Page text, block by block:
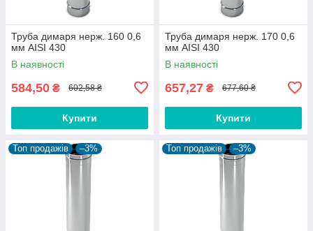
Труба димаря нерж. 160 0,6
мм AISI 430
В наявності
584,50 ₴ 602,58 ₴
Купити
Труба димаря нерж. 170 0,6
мм AISI 430
В наявності
657,27 ₴ 677,60 ₴
Купити
Топ продажів –3% Топ продажів –3%